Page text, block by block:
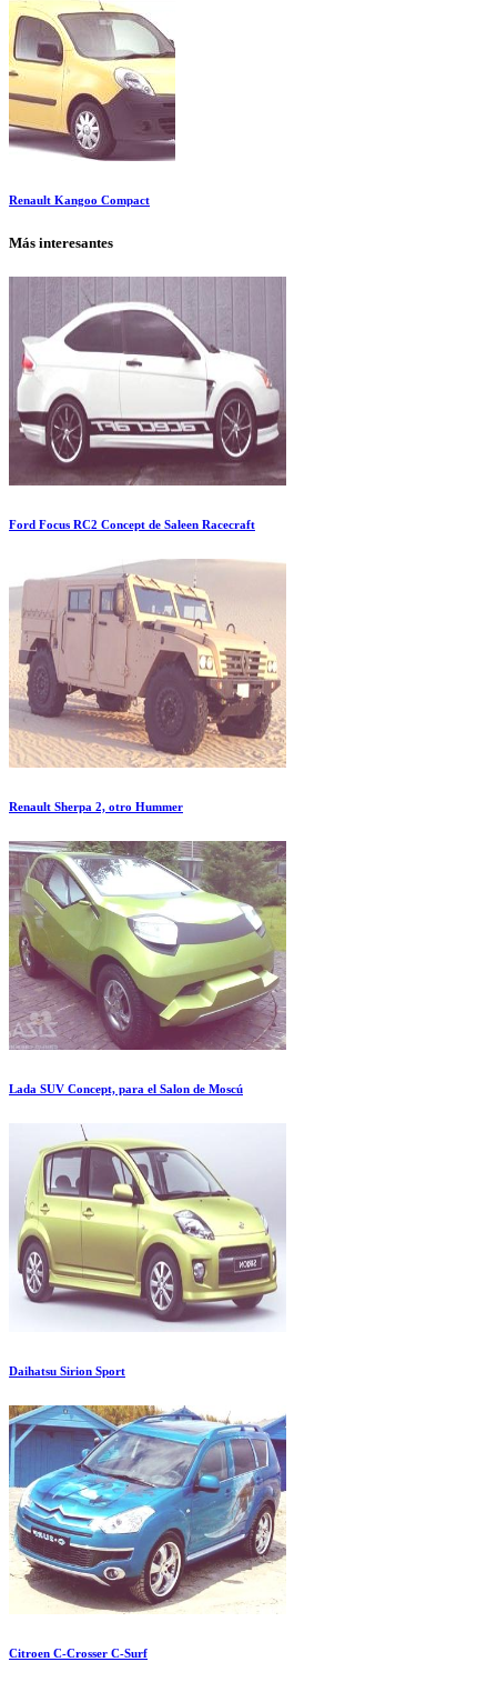
Renault Kangoo Compact
Más interesantes
Ford Focus RC2 Concept de Saleen Racecraft
Renault Sherpa 2, otro Hummer
Lada SUV Concept, para el Salon de Moscú
Daihatsu Sirion Sport
Citroen C-Crosser C-Surf